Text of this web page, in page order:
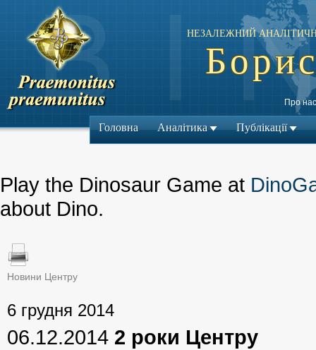
НЕЗАЛЕЖНИЙ
Про нас
Головна Аналітика Публікації
Play the Dinosaur Game at
about Dino.
Новини Центру
6 грудня 2014
06.12.2014 2 роки Центру